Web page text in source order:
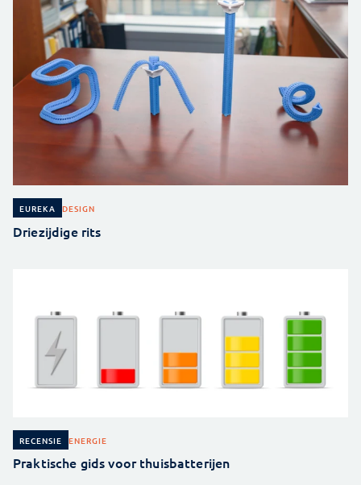
EUREKA DESIGN
Driezijdige rits
RECENSIE ENERGIE
Praktische gids voor thuisbatterijen